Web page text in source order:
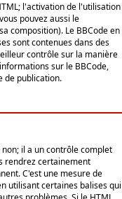
l'activation de l'utilisation
pouvez aussi le
composition). Le BBCode en
sont contenues dans des
contrôle sur la manière
sur le BBCode,
de publication.
il a un contrôle complet
rendrez certainement
C'est une mesure de
utilisant certaines balises qui